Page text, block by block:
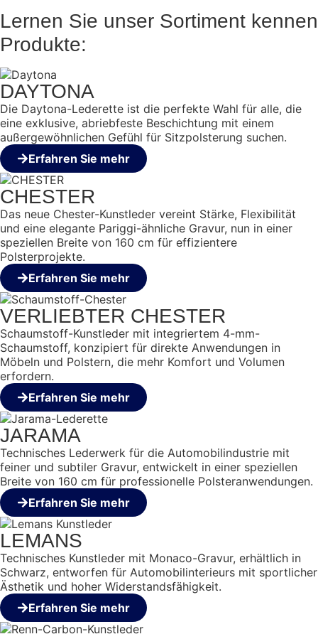
Lernen Sie unser Sortiment kennen
Produkte:
DAYTONA
Die Daytona-Lederette ist die perfekte Wahl für alle, die
eine exklusive, abriebfeste Beschichtung mit einem
außergewöhnlichen Gefühl für Sitzpolsterung suchen.
Erfahren Sie mehr
CHESTER
Das neue Chester-Kunstleder vereint Stärke, Flexibilität
und eine elegante Pariggi-ähnliche Gravur, nun in einer
speziellen Breite von 160 cm für effizientere
Polsterprojekte.
Erfahren Sie mehr
VERLIEBTER CHESTER
Schaumstoff-Kunstleder mit integriertem 4-mm-
Schaumstoff, konzipiert für direkte Anwendungen in
Möbeln und Polstern, die mehr Komfort und Volumen
erfordern.
Erfahren Sie mehr
JARAMA
Technisches Lederwerk für die Automobilindustrie mit
feiner und subtiler Gravur, entwickelt in einer speziellen
Breite von 160 cm für professionelle Polsteranwendungen.
Erfahren Sie mehr
LEMANS
Technisches Kunstleder mit Monaco-Gravur, erhältlich in
Schwarz, entworfen für Automobilinterieurs mit sportlicher
Ästhetik und hoher Widerstandsfähigkeit.
Erfahren Sie mehr